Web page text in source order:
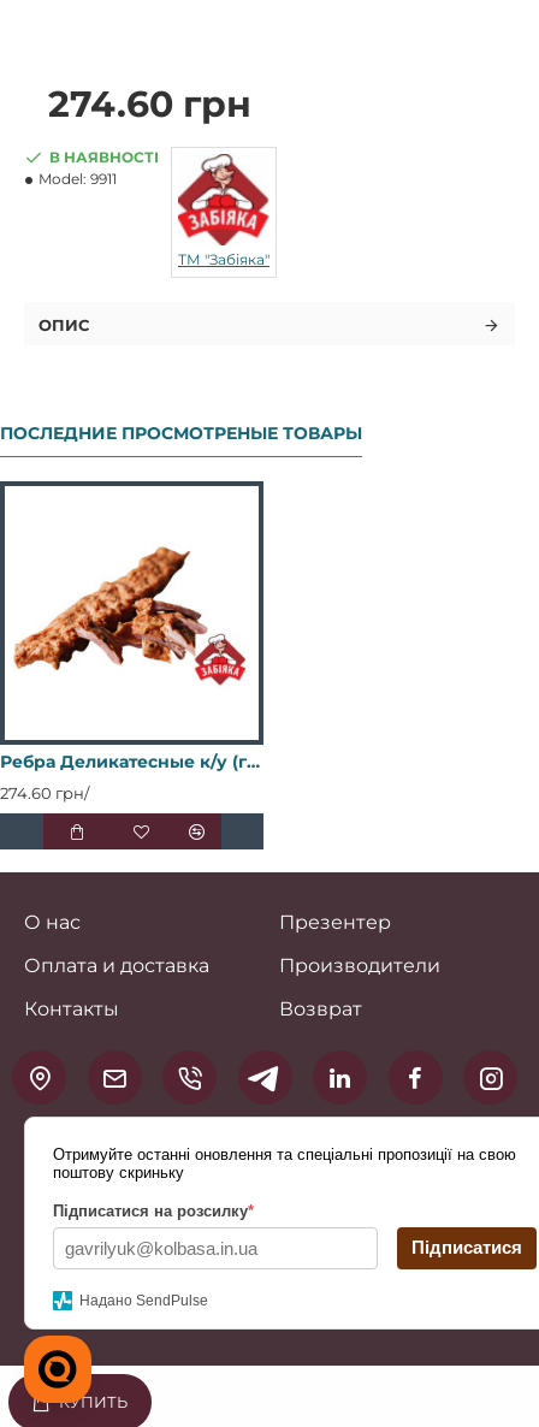
274.60 грн
В НАЯВНОСТІ
Model: 9911
ТМ "Забіяка"
КУПИТЬ
ОПИС
ПОСЛЕДНИЕ ПРОСМОТРЕНЫЕ ТОВАРЫ
Ребра Деликатесные к/у (газ 1,1 кг) мд ТМ "Забияка"
274.60 грн/
О нас
Оплата и доставка
Контакты
Презентер
Производители
Возврат
Отримуйте останні оновлення та спеціальні пропозиції на свою
поштову скриньку
Підписатися на розсилку*
Підписатися
Надано SendPulse